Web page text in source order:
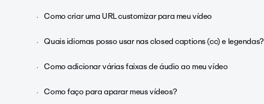
Como criar uma URL customizar para meu vídeo
Quais idiomas posso usar nas closed captions (cc) e legendas?
Como adicionar várias faixas de áudio ao meu vídeo
Como faço para aparar meus vídeos?